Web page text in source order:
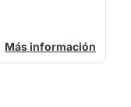
Más información